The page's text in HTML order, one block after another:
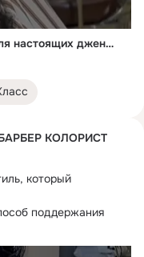
Мужская стрижка: стильные идеи для настоящих джентльменов 💇🎉
КОЛОРИСТ
который
поддержания